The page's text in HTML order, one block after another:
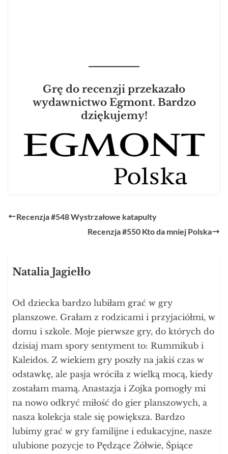
Grę do recenzji przekazało
wydawnictwo Egmont. Bardzo
dziękujemy!
Recenzja #548 Wystrzałowe katapulty
Recenzja #550 Kto da mniej Polska
Natalia Jagiełło
Od dziecka bardzo lubiłam grać w gry
planszowe. Grałam z rodzicami i przyjaciółmi, w
domu i szkole. Moje pierwsze gry, do których do
dzisiaj mam spory sentyment to: Rummikub i
Kaleidos. Z wiekiem gry poszły na jakiś czas w
odstawkę, ale pasja wróciła z wielką mocą, kiedy
zostałam mamą. Anastazja i Zojka pomogły mi
na nowo odkryć miłość do gier planszowych, a
nasza kolekcja stale się powiększa. Bardzo
lubimy grać w gry familijne i edukacyjne, nasze
ulubione pozycje to Pędzące Żółwie, Śpiące